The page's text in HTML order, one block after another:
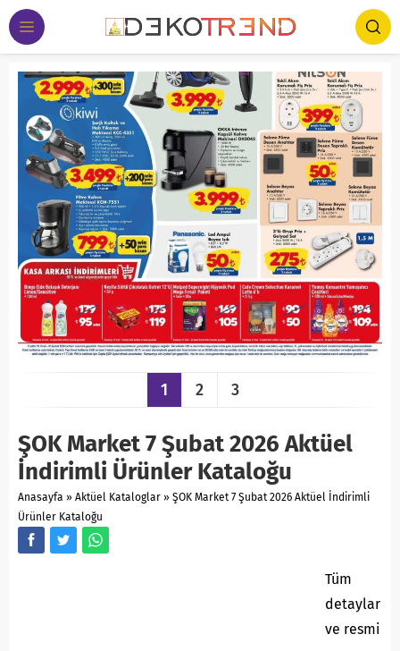
1 2 3
ŞOK Market 7 Şubat 2026 Aktüel
İndirimli Ürünler Kataloğu
Anasayfa » Aktüel Kataloglar » ŞOK Market 7 Şubat 2026 Aktüel İndirimli
Ürünler Kataloğu
Tüm
detaylar
ve resmi